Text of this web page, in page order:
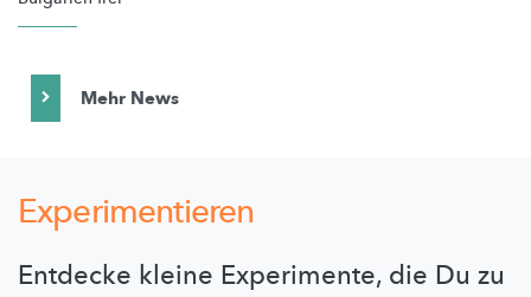
Mehr News
Experimentieren
Entdecke kleine Experimente, die Du zu